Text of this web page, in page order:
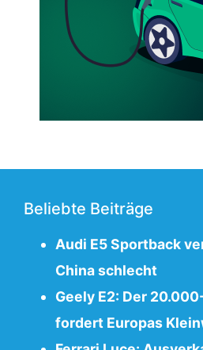
Beliebte Beiträge
Audi E5 Sportback
China schlecht
Geely E2: Der
fordert Europas